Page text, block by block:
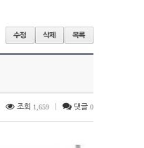
조회 1,659 댓글 0